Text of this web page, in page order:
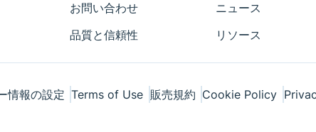
お問い合わせ
品質と信頼性
ニュース
リソース
情報の設定 Terms of Use 販売規約 Cookie Policy